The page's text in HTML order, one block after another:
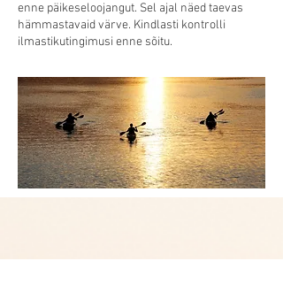
enne päikeseloojangut. Sel ajal näed taevas
hämmastavaid värve. Kindlasti kontrolli
ilmastikutingimusi enne sõitu.